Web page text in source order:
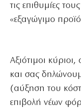
τις επιθυμίες
«εξαγώγιμο
Αξιότιμοι
και σας
(αύξηση του
επιβολή νέων